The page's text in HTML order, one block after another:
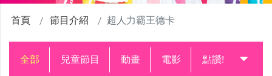
首頁 節目介紹 超人力霸王德卡
全部 兒童節目 動畫 電影 點讚!升級中